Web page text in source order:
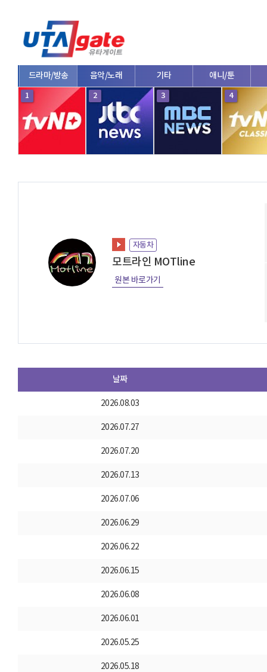
드라마/방송 음악/노래 기타 애니/툰
1 2 3 4
자동차
모트라인 MOTline
원본 바로가기
날짜
2026.08.03
2026.07.27
2026.07.20
2026.07.13
2026.07.06
2026.06.29
2026.06.22
2026.06.15
2026.06.08
2026.06.01
2026.05.25
2026.05.18